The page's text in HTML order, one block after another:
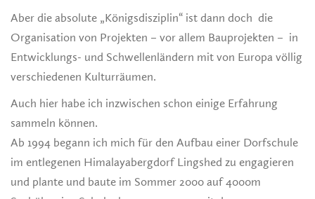
Aber die absolute „Königsdisziplin“ ist dann doch die
Organisation von Projekten – vor allem Bauprojekten – in
Entwicklungs- und Schwellenländern mit von Europa völlig
verschiedenen Kulturräumen.
Auch hier habe ich inzwischen schon einige Erfahrung
sammeln können.
Ab 1994 begann ich mich für den Aufbau einer Dorfschule
im entlegenen Himalayabergdorf Lingshed zu engagieren
und plante und baute im Sommer 2000 auf 4000m